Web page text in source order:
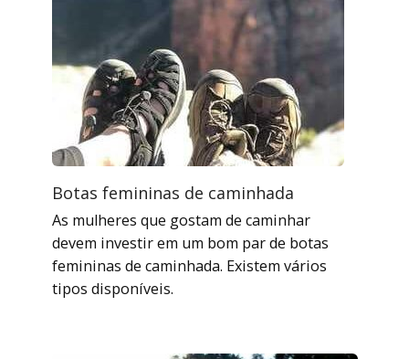
Botas femininas de caminhada
As mulheres que gostam de caminhar
devem investir em um bom par de botas
femininas de caminhada. Existem vários
tipos disponíveis.